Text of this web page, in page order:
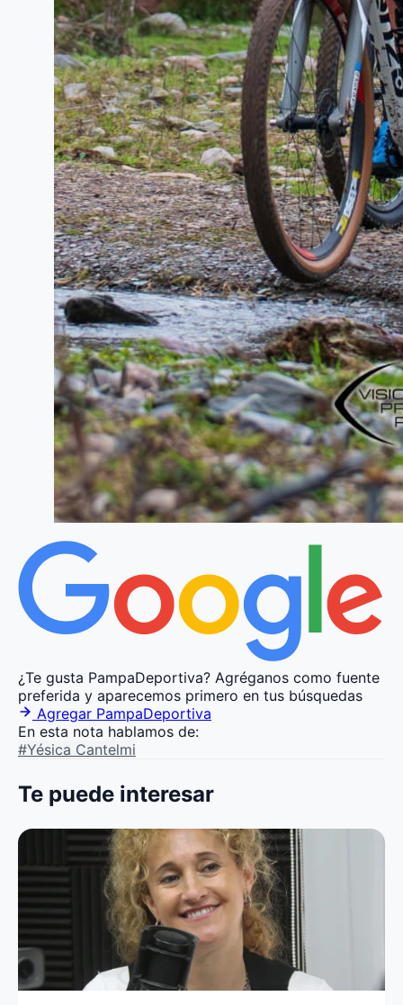
¿Te gusta PampaDeportiva? Agréganos como fuente
preferida y aparecemos primero en tus búsquedas
Agregar PampaDeportiva
En esta nota hablamos de:
#Yésica Cantelmi
Te puede interesar